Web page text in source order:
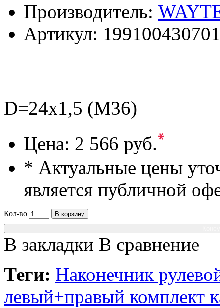
Производитель:
Артикул:
D=24х1,5 (M36)
Цена: 2 566 руб.*
* Актуальные цены
является публичной
Кол-во
В корзину
В закладки В сравнение
Теги: Наконечник
левый+правый комплект